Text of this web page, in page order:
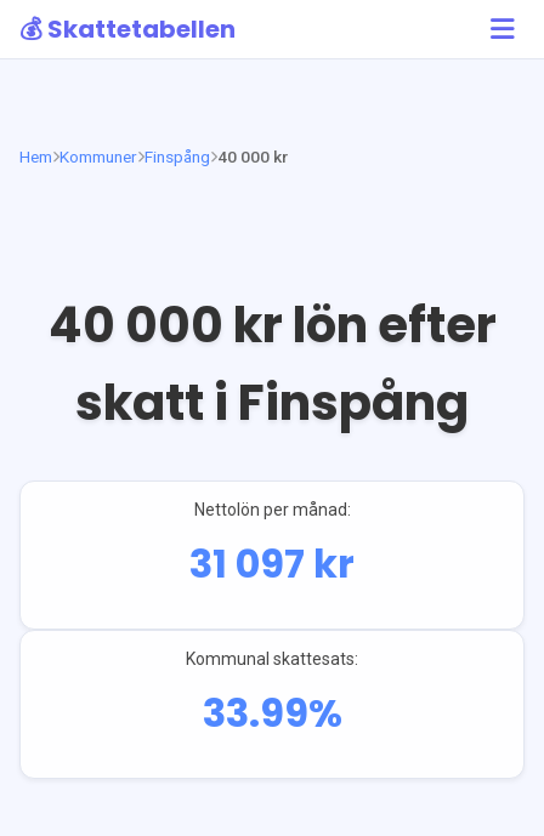
💰 Skattetabellen
Hem Kommuner Finspång 40 000 kr
40 000 kr lön efter
skatt i Finspång
Nettolön per månad:
31 097 kr
Kommunal skattesats:
33.99%